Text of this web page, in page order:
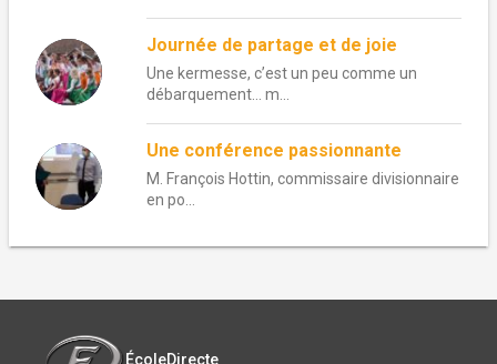
Journée de partage et de joie
Une kermesse, c’est un peu comme un
débarquement… m...
Une conférence passionnante
M. François Hottin, commissaire divisionnaire
en po...
ÉcoleDirecte